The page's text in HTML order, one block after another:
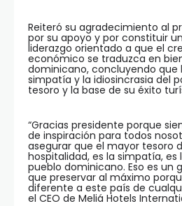
Reiteró su agradecimiento al
por su apoyo y por constituir
liderazgo orientado a que el
económico se traduzca en
dominicano, concluyendo que
simpatía y la idiosincrasia del
tesoro y la base de su éxito
“Gracias presidente porque
de inspiración para todos
asegurar que el mayor tesoro
hospitalidad, es la simpatía, es
pueblo dominicano. Eso es un
que preservar al máximo
diferente a este país de
el CEO de Meliá Hotels